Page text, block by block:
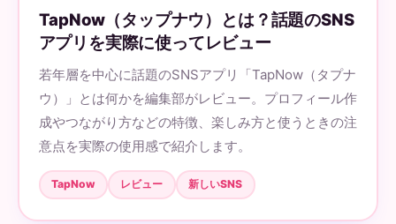
TapNow（タップナウ）とは？話題のSNS
アプリを実際に使ってレビュー
若年層を中心に話題のSNSアプリ「TapNow（タプナ
ウ）」とは何かを編集部がレビュー。プロフィール作
成やつながり方などの特徴、楽しみ方と使うときの注
意点を実際の使用感で紹介します。
TapNow レビュー 新しいSNS